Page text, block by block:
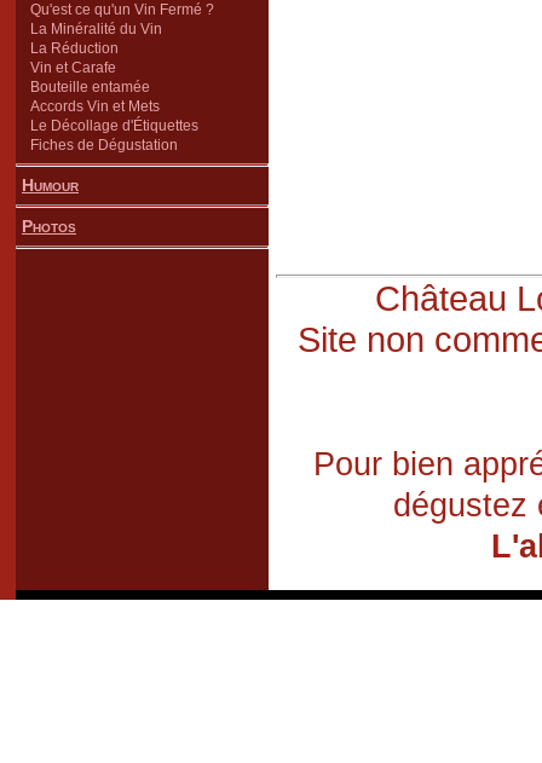
Qu'est ce qu'un Vin Fermé ?
La Minéralité du Vin
La Réduction
Vin et Carafe
Bouteille entamée
Accords Vin et Mets
Le Décollage d'Étiquettes
Fiches de Dégustation
Humour
Photos
Château
Site non
Pour bien
dégustez